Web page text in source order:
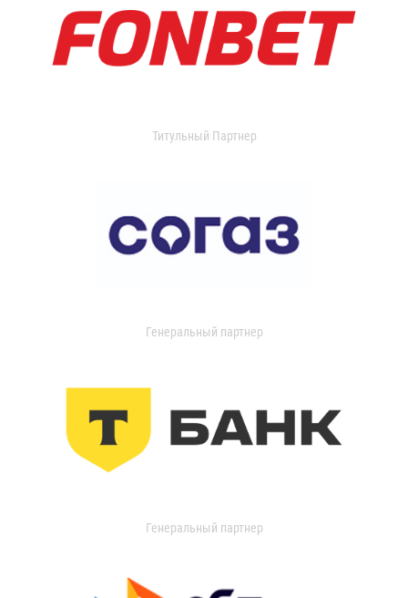
Титульный Партнер
Генеральный партнер
Генеральный партнер